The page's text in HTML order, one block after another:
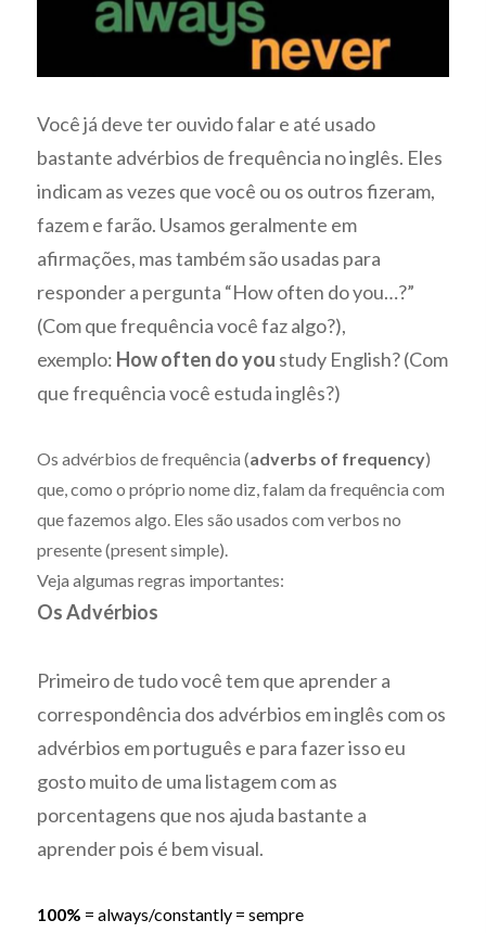
Você já deve ter ouvido falar e até usado
bastante advérbios de frequência no inglês. Eles
indicam as vezes que você ou os outros fizeram,
fazem e farão. Usamos geralmente em
afirmações, mas também são usadas para
responder a pergunta “How often do you…?”
(Com que frequência você faz algo?),
exemplo: How often do you study English? (Com
que frequência você estuda inglês?)
Os advérbios de frequência (adverbs of frequency)
que, como o próprio nome diz, falam da frequência com
que fazemos algo. Eles são usados com verbos no
presente (present simple).
Veja algumas regras importantes:
Os Advérbios
Primeiro de tudo você tem que aprender a
correspondência dos advérbios em inglês com os
advérbios em português e para fazer isso eu
gosto muito de uma listagem com as
porcentagens que nos ajuda bastante a
aprender pois é bem visual.
100% = always/constantly = sempre